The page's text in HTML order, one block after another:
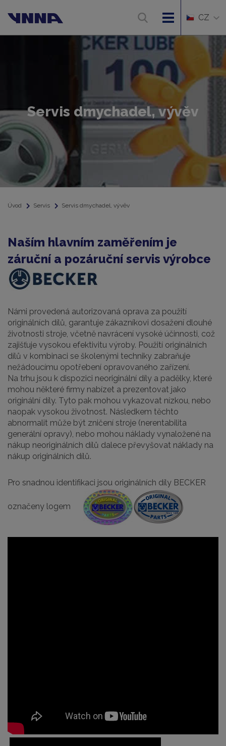
CZ
Servis dmychadel, vývěv
Úvod Servis Servis dmychadel, vývěv
Naším hlavním zaměřením je
záruční a pozáruční servis výrobce
Námi provedená autorizovaná oprava za použití
originálních dílů, garantuje zákazníkovi dosažení dlouhé
životnosti stroje, včetně navrácení vysoké účinnosti, což
zajišťuje vysokou efektivitu výroby. Použití originálních
dílů v kombinaci se školenými techniky zabraňuje
nežádoucímu opotřebení opravovaného zařízení.
Na trhu jsou k dispozici neoriginální díly a padělky, které
mohou některé firmy nabízet a prezentovat jako
originální díly. Tyto pak mohou vykazovat nízkou, nebo
naopak vysokou životnost. Následkem těchto
abnormalit může být zničení stroje (nerentabilita
generální opravy), nebo mohou náklady vynaložené na
nákup neoriginálních dílů dalece převyšovat náklady na
nákup originálních dílů.
Pro snadnou identifikaci jsou originálních díly BECKER
označeny logem